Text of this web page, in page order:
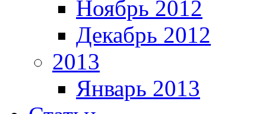
Ноябрь 2012
Декабрь 2012
2013
Январь 2013